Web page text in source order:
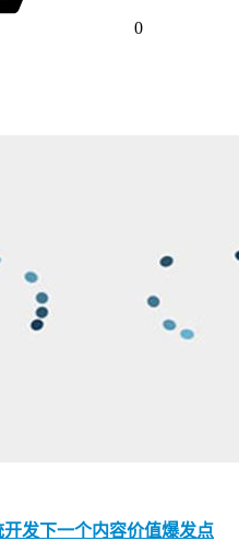
0
发下一个内容价值爆发点